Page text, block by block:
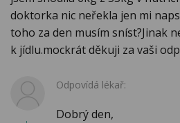
doktorka nic neřekla jen mi
toho za den musím sníst?Jinak
k jídlu.mockrát děkuji za vaši
Odpovídá lékař:
Dobrý den,